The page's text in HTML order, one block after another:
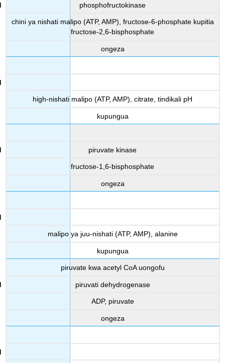
phosphofructokinase
chini ya nishati malipo (ATP, AMP), fructose-6-phosphate kupitia
fructose-2,6-bisphosphate
ongeza
high-nishati malipo (ATP, AMP), citrate, tindikali pH
kupungua
piruvate kinase
fructose-1,6-bisphosphate
ongeza
malipo ya juu-nishati (ATP, AMP), alanine
kupungua
piruvate kwa acetyl CoA uongofu
piruvati dehydrogenase
ADP, piruvate
ongeza